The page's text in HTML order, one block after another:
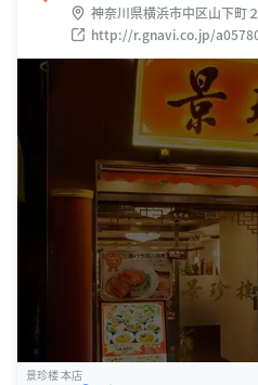
神奈川県横浜市中区山下町
http://r.gnavi.co.jp/
景珍楼 本店